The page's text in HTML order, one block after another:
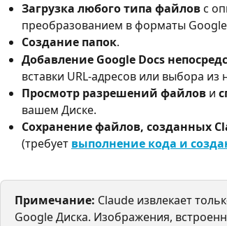
Загрузка любого типа файлов с
преобразованием в форматы
Создание папок.
Добавление Google Docs
вставки URL-адресов или выбора из
Просмотр разрешений файлов и
вашем Диске.
Сохранение файлов, созданных
(требует выполнение кода и
Примечание: Claude извлекает
Google Диска. Изображения,